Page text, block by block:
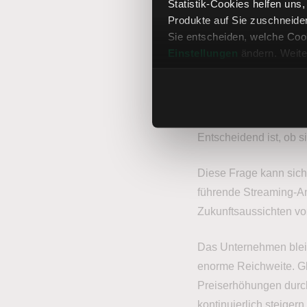
Statistik-Cookies helfen
Produkte auf Sie
Sie entscheiden, welche
Einstellungen
ändern.
Um das beurteilen zu
die langfristigen
Umsatz, Gewinn
beeinflussen, sagen
Entscheidend ist, ob
Diese Frage kann
führende Streaming-
Zukunftsaussichten
Das Unternehmen
enorme Reichweite.
Preiserhöhungen
kontinuierlich steigern